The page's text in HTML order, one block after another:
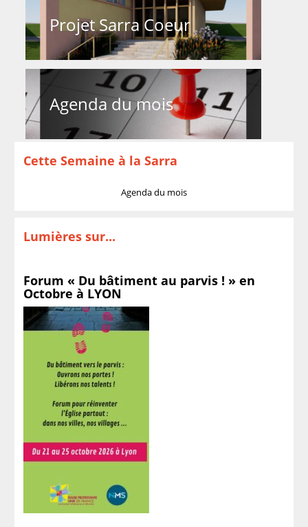
Projet Sarra Coeur
Agenda du mois
Cette Semaine à la Sarra
Agenda du mois
Lumières sur...
Forum « Du bâtiment au parvis ! » en
Octobre à LYON